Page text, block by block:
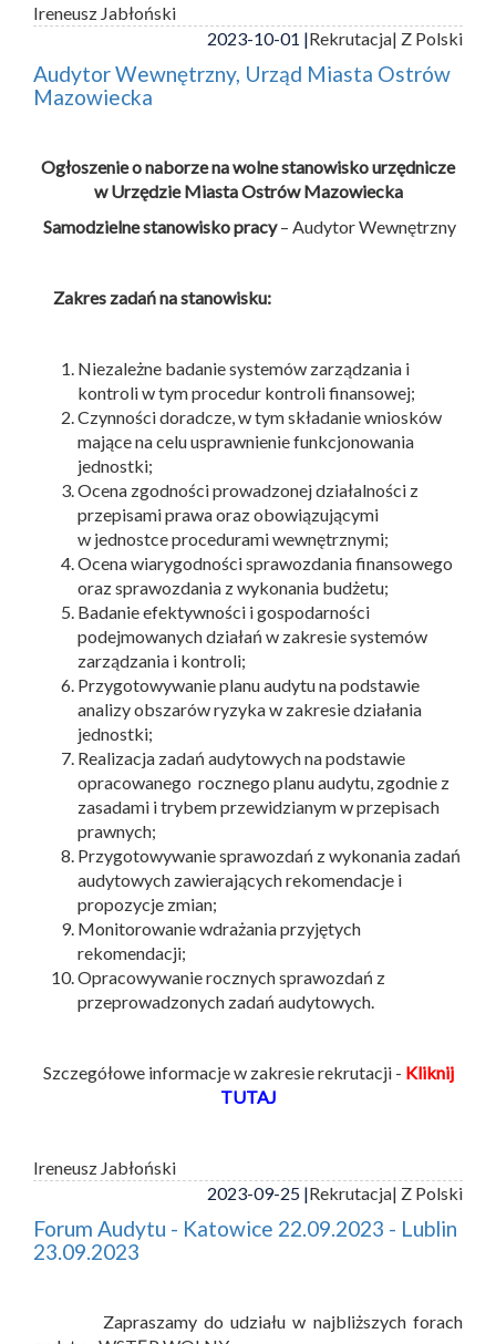
Ireneusz Jabłoński
2023-10-01 |Rekrutacja| Z Polski
Audytor Wewnętrzny, Urząd Miasta Ostrów
Mazowiecka
Ogłoszenie o naborze na wolne stanowisko urzędnicze
w Urzędzie Miasta Ostrów Mazowiecka
Samodzielne stanowisko pracy– Audytor Wewnętrzny
Zakres zadań na stanowisku:
Niezależne badanie systemów zarządzania i
kontroli w tym procedur kontroli finansowej;
Czynności doradcze, w tym składanie wniosków
mające na celu usprawnienie funkcjonowania
jednostki;
Ocena zgodności prowadzonej działalności z
przepisami prawa oraz obowiązującymi
w jednostce procedurami wewnętrznymi;
Ocena wiarygodności sprawozdania finansowego
oraz sprawozdania z wykonania budżetu;
Badanie efektywności i gospodarności
podejmowanych działań w zakresie systemów
zarządzania i kontroli;
Przygotowywanie planu audytu na podstawie
analizy obszarów ryzyka w zakresie działania
jednostki;
Realizacja zadań audytowych na podstawie
opracowanego rocznego planu audytu, zgodnie z
zasadami i trybem przewidzianym w przepisach
prawnych;
Przygotowywanie sprawozdań z wykonania zadań
audytowych zawierających rekomendacje i
propozycje zmian;
Monitorowanie wdrażania przyjętych
rekomendacji;
Opracowywanie rocznych sprawozdań z
przeprowadzonych zadań audytowych.
Szczegółowe informacje w zakresie rekrutacji - Kliknij
TUTAJ
Ireneusz Jabłoński
2023-09-25 |Rekrutacja| Z Polski
Forum Audytu - Katowice 22.09.2023 - Lublin
23.09.2023
Zapraszamy do udziału w najbliższych forach